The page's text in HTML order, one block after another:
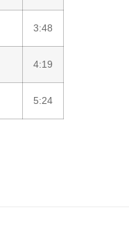
3:48
4:19
5:24